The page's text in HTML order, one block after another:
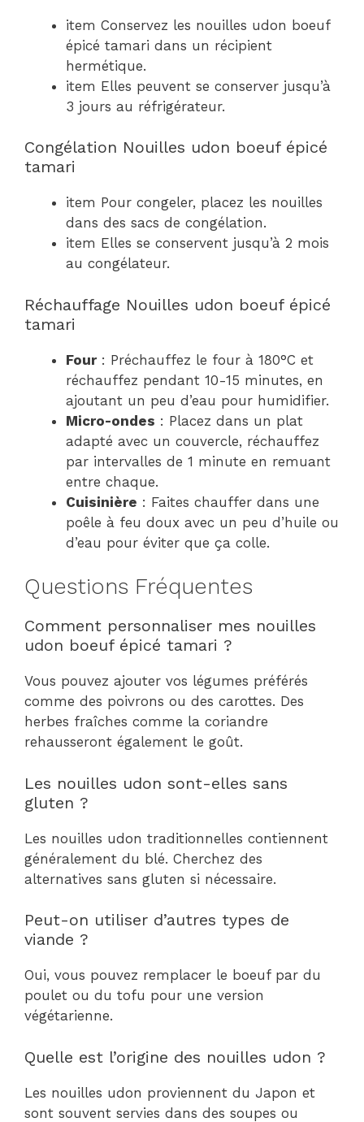
item Conservez les nouilles udon boeuf
épicé tamari dans un récipient
hermétique.
item Elles peuvent se conserver jusqu’à
3 jours au réfrigérateur.
Congélation Nouilles udon boeuf épicé
tamari
item Pour congeler, placez les nouilles
dans des sacs de congélation.
item Elles se conservent jusqu’à 2 mois
au congélateur.
Réchauffage Nouilles udon boeuf épicé
tamari
Four: Préchauffez le four à 180°C et
réchauffez pendant 10-15 minutes, en
ajoutant un peu d’eau pour humidifier.
Micro-ondes : Placez dans un plat
adapté avec un couvercle, réchauffez
par intervalles de 1 minute en remuant
entre chaque.
Cuisinière : Faites chauffer dans une
poêle à feu doux avec un peu d’huile ou
d’eau pour éviter que ça colle.
Questions Fréquentes
Comment personnaliser mes nouilles
udon boeuf épicé tamari ?
Vous pouvez ajouter vos légumes préférés
comme des poivrons ou des carottes. Des
herbes fraîches comme la coriandre
rehausseront également le goût.
Les nouilles udon sont-elles sans
gluten ?
Les nouilles udon traditionnelles contiennent
généralement du blé. Cherchez des
alternatives sans gluten si nécessaire.
Peut-on utiliser d’autres types de
viande ?
Oui, vous pouvez remplacer le boeuf par du
poulet ou du tofu pour une version
végétarienne.
Quelle est l’origine des nouilles udon ?
Les nouilles udon proviennent du Japon et
sont souvent servies dans des soupes ou